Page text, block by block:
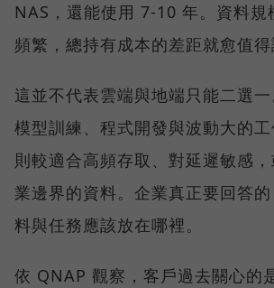
NAS，還能使用 7-10 年。資料規
頻繁，總持有成本的差距就愈值得
這並不代表雲端與地端只能二選
模型訓練、程式開發與波動大的
則較適合高頻存取、對延遲敏感
業邊界的資料。企業真正要回答
料與任務應該放在哪裡。
依 QNAP 觀察，客戶過去關心的